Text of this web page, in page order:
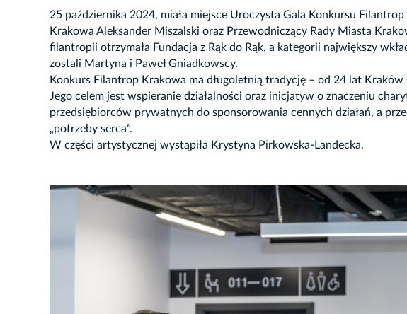
25 października 2024, miała miejsce Uroczysta Gala Konkursu
Krakowa Aleksander Miszalski oraz Przewodniczący Rady Miasta
filantropii otrzymała Fundacja z Rąk do Rąk, a kategorii największy
zostali Martyna i Paweł Gniadkowscy.
Konkurs Filantrop Krakowa ma długoletnią tradycję – od 24 lat
Jego celem jest wspieranie działalności oraz inicjatyw o znaczeniu
przedsiębiorców prywatnych do sponsorowania cennych działań, a
„potrzeby serca”.
W części artystycznej wystąpiła Krystyna Pirkowska-Landecka.